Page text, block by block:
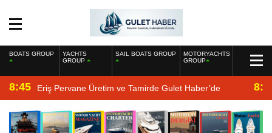
BOATS GROUP
YACHTS
GROUP
SAIL BOATS GROUP
MOTORYACHTS
GROUP
8:45 Eriş Pervane Üretim ve Tamirde Gulet Haber’de